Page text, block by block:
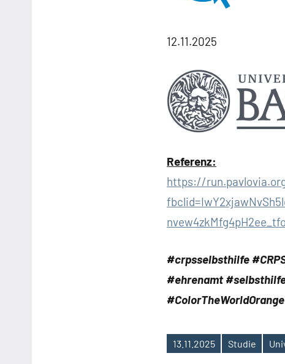
12.11.2025
Referenz:
https://
#crpsselbsthilfe
#ehrenamt
Schlagwörter
13.11.2025 Studie